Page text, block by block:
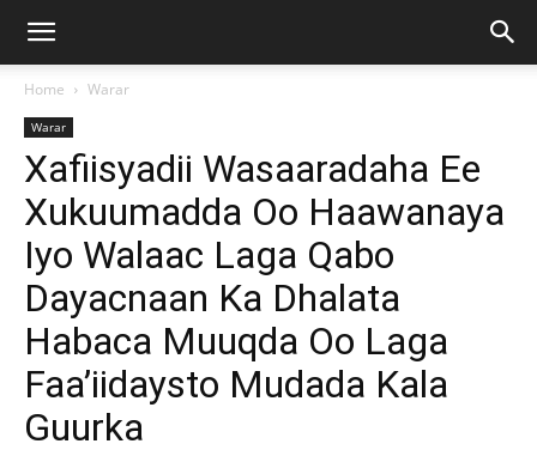
Home Warar
Warar
Xafiisyadii Wasaaradaha Ee
Xukuumadda Oo Haawanaya
Iyo Walaac Laga Qabo
Dayacnaan Ka Dhalata
Habaca Muuqda Oo Laga
Faa’iidaysto Mudada Kala
Guurka